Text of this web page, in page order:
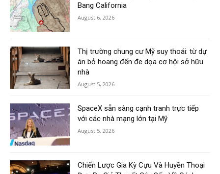
Bang California
August 6, 2026
Thị trường chung cư Mỹ suy thoái: từ dự
án bỏ hoang đến đe dọa cơ hội sở hữu
nhà
August 5, 2026
SpaceX sẵn sàng cạnh tranh trực tiếp
với các nhà mạng lớn tại Mỹ
August 5, 2026
Chiến Lược Gia Kỳ Cựu Và Huyền Thoại